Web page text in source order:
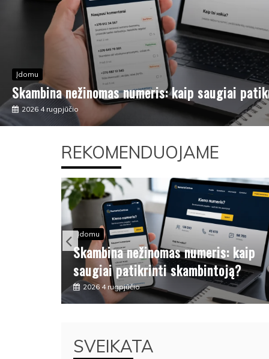
Įdomu
Skambina nežinomas numeris: kaip saugiai
2026 4 rugpjūčio
REKOMENDUOJAME
Įdomu
Skambina nežinomas numeris: kaip
saugiai patikrinti skambintoją?
2026 4 rugpjūčio
SVEIKATA